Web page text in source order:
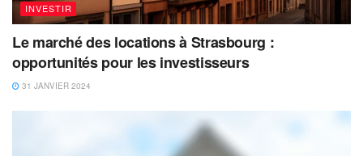
INVESTIR
Le marché des locations à Strasbourg :
opportunités pour les investisseurs
31 JANVIER 2024